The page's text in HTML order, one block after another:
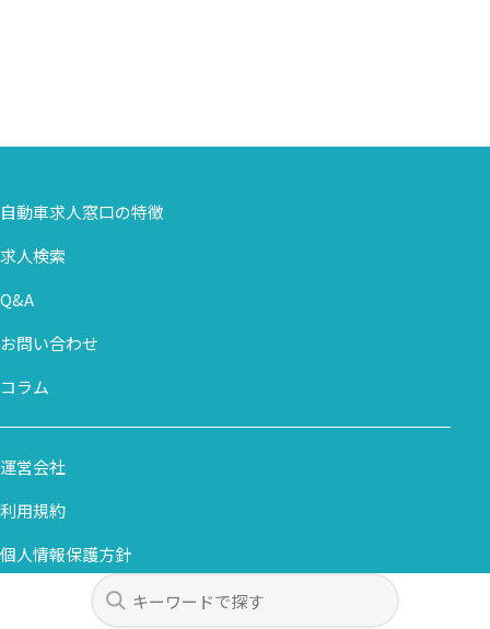
自動車求人窓口の特徴
求人検索
Q&A
お問い合わせ
コラム
運営会社
利用規約
個人情報保護方針
カスタマーハラスメント基本方針